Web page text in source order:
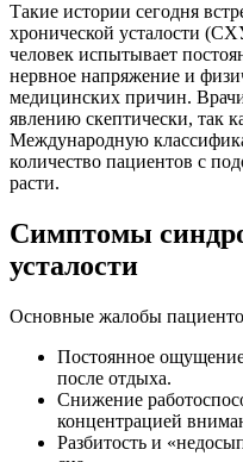
Такие истории сегодня
хронической усталости
человек испытывает
нервное напряжение и
медицинских причин.
явлению скептически, так
Международную
количество пациентов с
расти.
Симптомы
усталости
Основные жалобы
Постоянное
после отдыха.
Снижение
концентрацией
Разбитость и